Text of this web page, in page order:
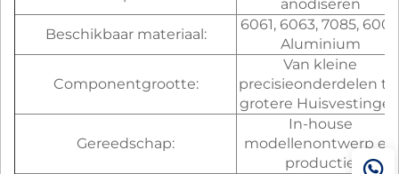
anodiseren
Beschikbaar materiaal:
6061, 6063, 7085, 6006
Aluminium
Componentgrootte:
Van kleine
precisieonderdelen
grotere
Gereedschap:
In-house
modellenontwerp en
productie